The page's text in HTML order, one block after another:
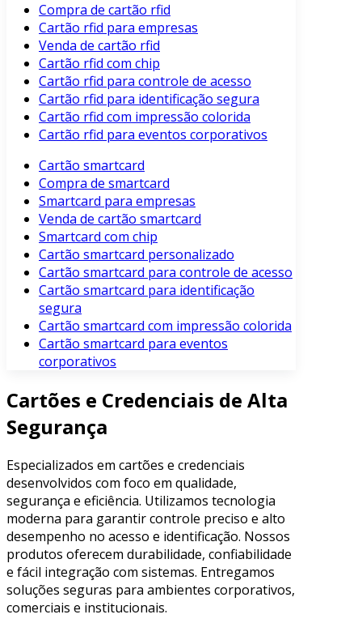
Compra de cartão rfid
Cartão rfid para empresas
Venda de cartão rfid
Cartão rfid com chip
Cartão rfid para controle de acesso
Cartão rfid para identificação segura
Cartão rfid com impressão colorida
Cartão rfid para eventos corporativos
Cartão smartcard
Compra de smartcard
Smartcard para empresas
Venda de cartão smartcard
Smartcard com chip
Cartão smartcard personalizado
Cartão smartcard para controle de acesso
Cartão smartcard para identificação
segura
Cartão smartcard com impressão colorida
Cartão smartcard para eventos
corporativos
Cartões e Credenciais de Alta
Segurança
Especializados em cartões e credenciais
desenvolvidos com foco em qualidade,
segurança e eficiência. Utilizamos tecnologia
moderna para garantir controle preciso e alto
desempenho no acesso e identificação. Nossos
produtos oferecem durabilidade, confiabilidade
e fácil integração com sistemas. Entregamos
soluções seguras para ambientes corporativos,
comerciais e institucionais.